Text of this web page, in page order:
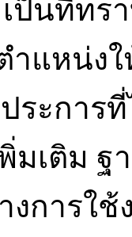
เป็นที่ท
ำแหน่ง
ระการ
มเติม ฐ
งการใ